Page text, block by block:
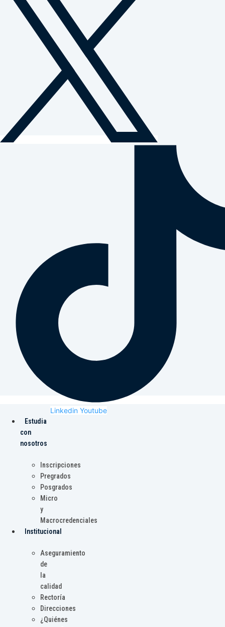
Linkedin Youtube
Estudia
con
nosotros
Inscripciones
Pregrados
Posgrados
Micro
y
Macrocredenciales
Institucional
Aseguramiento
de
la
calidad
Rectoría
Direcciones
¿Quiénes